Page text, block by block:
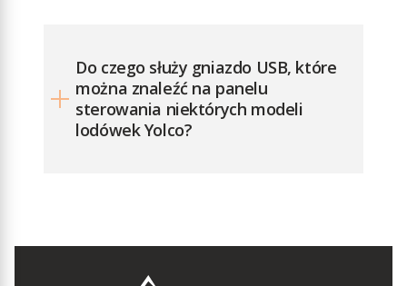
Do czego służy gniazdo USB, które
można znaleźć na panelu
sterowania niektórych modeli
lodówek Yolco?